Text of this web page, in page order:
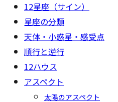
12星座（サイン）
星座の分類
天体・小惑星・感受点
順行と逆行
12ハウス
アスペクト
太陽のアスペクト